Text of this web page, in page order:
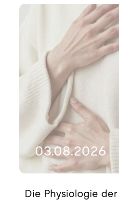
03.08.2026
Die Physiologie